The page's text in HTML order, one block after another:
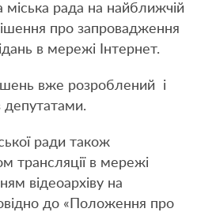
міська рада на найближчій
про запровадження
в мережі Інтернет.
вже розроблений і
депутатами.
ради також
трансляції в мережі
відеоархіву на
до «Положення про